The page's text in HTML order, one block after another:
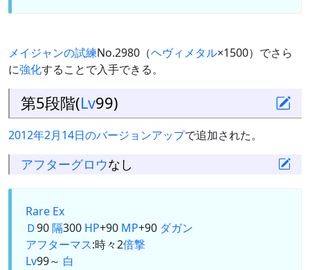
メイジャンの試練No.2980（ヘヴィメタル×1500）でさら
に強化することで入手できる。
第5段階(Lv99)
2012年2月14日のバージョンアップで追加された。
アフターグロウなし
Rare Ex
Ｄ90隔300 HP+90 MP+90 ダガン
アフターマス:時々2倍撃
Lv99～ 白